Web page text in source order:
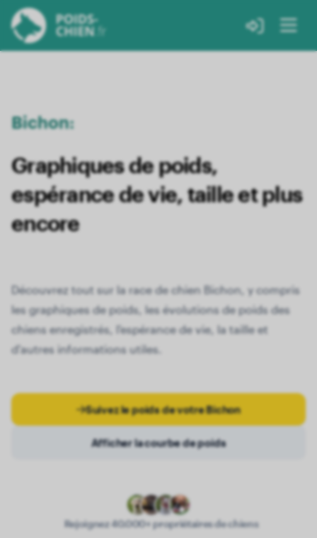
Bichon:
Graphiques de poids,
espérance de vie, taille et plus
encore
Découvrez tout sur la race de chien Bichon, y compris
les graphiques de poids, les évolutions de poids des
chiens enregistrés, l'espérance de vie, la taille et
d'autres informations utiles.
Suivez le poids de votre Bichon
Afficher la courbe de poids
Rejoignez 40.000+ propriétaires de chiens